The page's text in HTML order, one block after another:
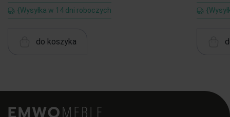
{Wysyłka w 14 dni roboczych
do koszyka